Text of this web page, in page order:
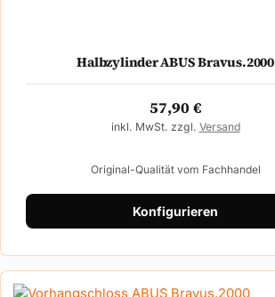
Halbzylinder ABUS Bravus.2000
57,90€
inkl. MwSt. zzgl. Versand
Original-Qualität vom Fachhandel
Konfigurieren